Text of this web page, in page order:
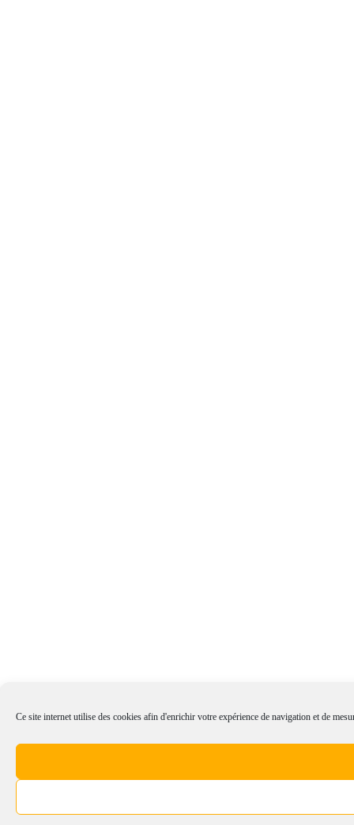
Ce site internet utilise des cookies afin d'enrichir votre expérience de navigation et de